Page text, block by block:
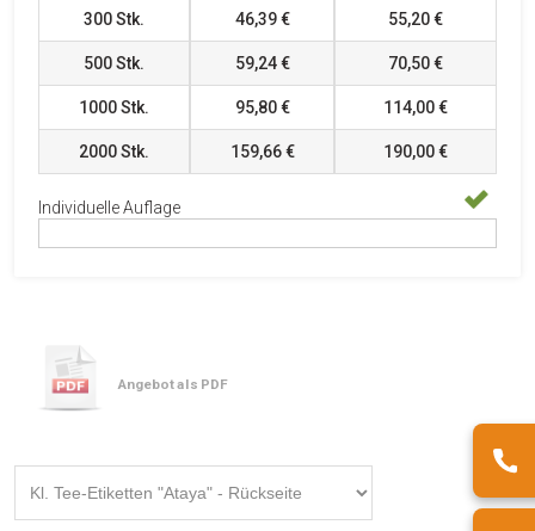
300Stk. 46,39 € 55,20 €
500Stk. 59,24 € 70,50 €
1000Stk. 95,80 € 114,00 €
2000Stk. 159,66 € 190,00 €
Individuelle Auflage
Angebot als PDF